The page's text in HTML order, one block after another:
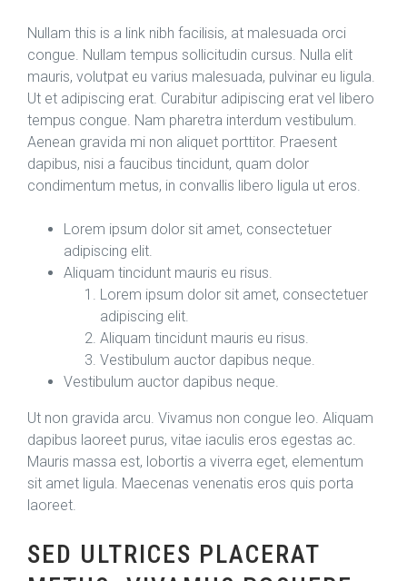
Nullam this is a link nibh facilisis, at malesuada orci
congue. Nullam tempus sollicitudin cursus. Nulla elit
mauris, volutpat eu varius malesuada, pulvinar eu ligula.
Ut et adipiscing erat. Curabitur adipiscing erat vel libero
tempus congue. Nam pharetra interdum vestibulum.
Aenean gravida mi non aliquet porttitor. Praesent
dapibus, nisi a faucibus tincidunt, quam dolor
condimentum metus, in convallis libero ligula ut eros.
Lorem ipsum dolor sit amet, consectetuer
adipiscing elit.
Aliquam tincidunt mauris eu risus.
Lorem ipsum dolor sit amet, consectetuer
adipiscing elit.
Aliquam tincidunt mauris eu risus.
Vestibulum auctor dapibus neque.
Vestibulum auctor dapibus neque.
Ut non gravida arcu. Vivamus non congue leo. Aliquam
dapibus laoreet purus, vitae iaculis eros egestas ac.
Mauris massa est, lobortis a viverra eget, elementum
sit amet ligula. Maecenas venenatis eros quis porta
laoreet.
SED ULTRICES PLACERAT